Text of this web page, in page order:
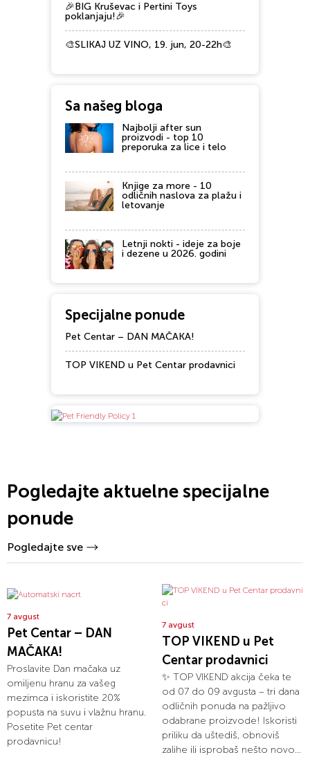
🎉BIG Kruševac i Pertini Toys
poklanjaju!🎉
🎨SLIKAJ UZ VINO, 19. jun, 20-22h🎨
Sa našeg bloga
Najbolji after sun
proizvodi - top 10
preporuka za lice i telo
Knjige za more - 10
odličnih naslova za plažu i
letovanje
Letnji nokti - ideje za boje
i dezene u 2026. godini
Specijalne ponude
Pet Centar – DAN MAČAKA!
TOP VIKEND u Pet Centar prodavnici
Pogledajte aktuelne specijalne
ponude
Pogledajte sve
7 avgust
Pet Centar – DAN
MAČAKA!
Proslavite Dan mačaka uz
omiljenu hranu za vašeg
mezimca i iskoristite 20%
popusta na suvu i vlažnu hranu.
Posetite Pet centar
prodavnicu!
7 avgust
TOP VIKEND u Pet
Centar prodavnici
✨ TOP VIKEND akcija čeka te
od 07 do 09 avgusta – tri dana
odličnih ponuda na pažljivo
odabrane proizvode! Iskoristi
priliku da uštediš, obnoviš
zalihe ili isprobaš nešto novo...